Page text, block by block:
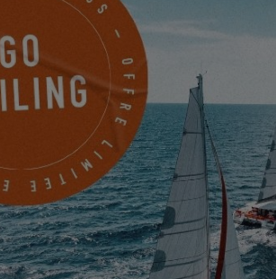
ALLIANCE NAUTIQUE 66
5 RUE HERMIONE
EN ROUSSILLON, France
RENDEZ-VOUS